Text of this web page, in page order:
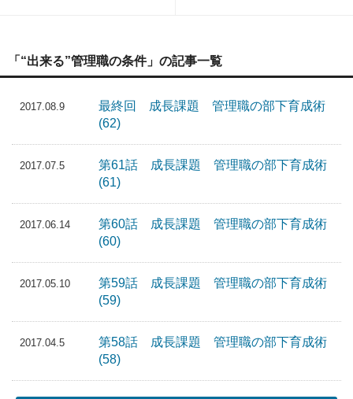
「“出来る”管理職の条件」の記事一覧
2017.08.9
最終回 成長課題 管理職の部下育成術
(62)
2017.07.5
第61話 成長課題 管理職の部下育成術
(61)
2017.06.14
第60話 成長課題 管理職の部下育成術
(60)
2017.05.10
第59話 成長課題 管理職の部下育成術
(59)
2017.04.5
第58話 成長課題 管理職の部下育成術
(58)